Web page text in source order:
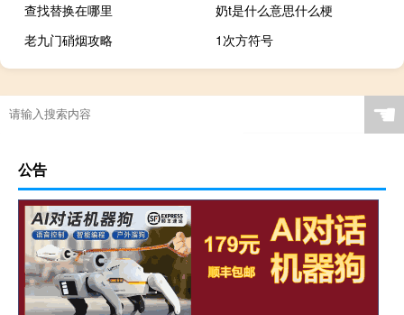
查找替换在哪里
奶t是什么意思什么梗
老九门硝烟攻略
1次方符号
☚
公告